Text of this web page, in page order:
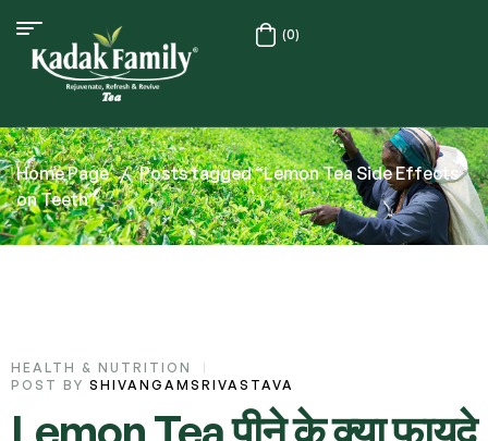
(0)
Home Page / Posts tagged “Lemon Tea Side Effects
on Teeth”
HEALTH & NUTRITION
POST BY SHIVANGAMSRIVASTAVA